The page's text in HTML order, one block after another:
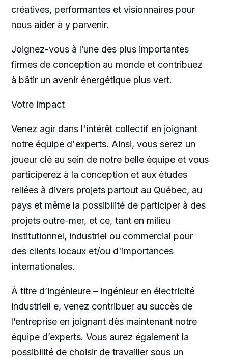
créatives, performantes et visionnaires pour
nous aider à y parvenir.
Joignez-vous à l’une des plus importantes
firmes de conception au monde et contribuez
à bâtir un avenir énergétique plus vert.
Votre impact
Venez agir dans l'intérêt collectif en joignant
notre équipe d'experts. Ainsi, vous serez un
joueur clé au sein de notre belle équipe et vous
participerez à la conception et aux études
reliées à divers projets partout au Québec, au
pays et même la possibilité de participer à des
projets outre-mer, et ce, tant en milieu
institutionnel, industriel ou commercial pour
des clients locaux et/ou d'importances
internationales.
À titre d’ingénieure – ingénieur en électricité
industriell e, venez contribuer au succès de
l’entreprise en joignant dès maintenant notre
équipe d’experts. Vous aurez également la
possibilité de choisir de travailler sous un